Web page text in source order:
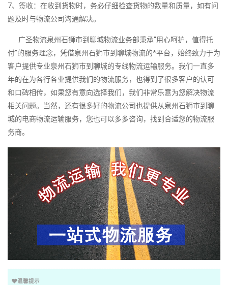
7、签收：在收到货物时，务必仔细检查货物的数量和质量，如有问
题及时与物流公司沟通解决。
广圣物流泉州石狮市到聊城物流业务部秉承“用心呵护，值得托
付”的服务理念，凭借泉州石狮市到聊城物流的*平台，始终致力于为
客户提供专业泉州石狮市到聊城的专线物流运输服务。我们一直多
年的在为各行各业提供我们的物流服务，也得到了很多客户的认可
和口碑相传，如果您有意向选择我们，我们非常乐意为您解决物流
相关问题。当然，还有很多好的物流公司也提供从泉州石狮市到聊
城的电商物流运输服务，您也可以多多咨询，找到合适您的物流服
务商。
温馨提示